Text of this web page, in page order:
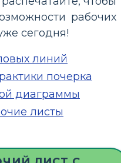
рабочих
сегодня!
линий
почерка
диаграммы
листы